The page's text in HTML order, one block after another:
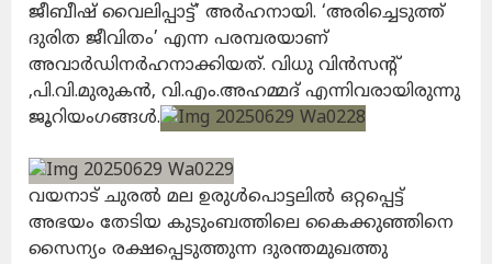
ജീബീഷ് വൈലിപ്പാട്ട്’ അര്‍ഹനായി. ‘അരിച്ചെടുത്ത്
ദുരിത ജീവിതം’ എന്ന പരമ്പരയാണ്
അവാര്‍ഡിനര്‍ഹനാക്കിയത്. വിധു വിൻസൻ്റ്
,പി.വി.മുരുകന്‍, വി.എം.അഹമ്മദ് എന്നിവരായിരുന്നു
ജൂറിയംഗങ്ങള്‍.
വയനാട് ചുരല്‍ മല ഉരുള്‍പൊട്ടലില്‍ ഒറ്റപ്പെട്ട്
അഭയം തേടിയ കുടുംബത്തിലെ കൈക്കുഞ്ഞിനെ
സൈന്യം രക്ഷപ്പെടുത്തുന്ന ദുരന്തമുഖത്തു